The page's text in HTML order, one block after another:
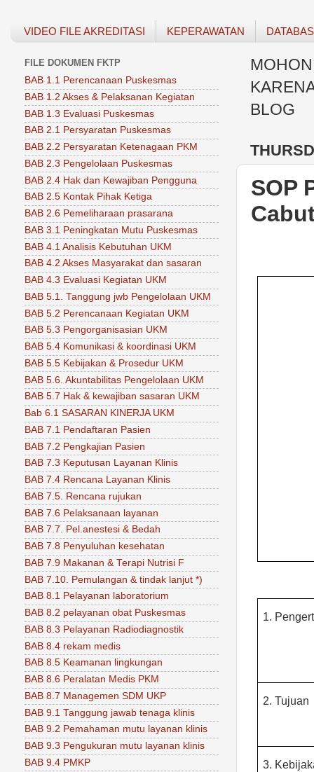
VIDEO FILE AKREDITASI KEPERAWATAN
BLOG
SOP
1.
2. Tujuan
3.
FILE DOKUMEN FKTP
BAB 1.1 Perencanaan Puskesmas
BAB 1.2 Akses & Pelaksanan Kegiatan
BAB 1.3 Evaluasi Puskesmas
BAB 2.1 Persyaratan Puskesmas
BAB 2.2 Persyaratan Ketenagaan PKM
BAB 2.3 Pengelolaan Puskesmas
BAB 2.4 Hak dan Kewajiban Pengguna
BAB 2.5 Kontak Pihak Ketiga
BAB 2.6 Pemeliharaan prasarana
BAB 3.1 Peningkatan Mutu Puskesmas
BAB 4.1 Analisis Kebutuhan UKM
BAB 4.2 Akses Masyarakat dan sasaran
BAB 4.3 Evaluasi Kegiatan UKM
BAB 5.1. Tanggung jwb Pengelolaan UKM
BAB 5.2 Perencanaan Kegiatan UKM
BAB 5.3 Pengorganisasian UKM
BAB 5.4 Komunikasi & koordinasi UKM
BAB 5.5 Kebijakan & Prosedur UKM
BAB 5.6. Akuntabilitas Pengelolaan UKM
BAB 5.7 Hak & kewajiban sasaran UKM
Bab 6.1 SASARAN KINERJA UKM
BAB 7.1 Pendaftaran Pasien
BAB 7.2 Pengkajian Pasien
BAB 7.3 Keputusan Layanan Klinis
BAB 7.4 Rencana Layanan Klinis
BAB 7.5. Rencana rujukan
BAB 7.6 Pelaksanaan layanan
BAB 7.7. Pel.anestesi & Bedah
BAB 7.8 Penyuluhan kesehatan
BAB 7.9 Makanan & Terapi Nutrisi F
BAB 7.10. Pemulangan & tindak lanjut *)
BAB 8.1 Pelayanan laboratorium
BAB 8.2 pelayanan obat Puskesmas
BAB 8.3 Pelayanan Radiodiagnostik
BAB 8.4 rekam medis
BAB 8.5 Keamanan lingkungan
BAB 8.6 Peralatan Medis PKM
BAB 8.7 Managemen SDM UKP
BAB 9.1 Tanggung jawab tenaga klinis
BAB 9.2 Pemahaman mutu layanan klinis
BAB 9.3 Pengukuran mutu layanan klinis
BAB 9.4 PMKP